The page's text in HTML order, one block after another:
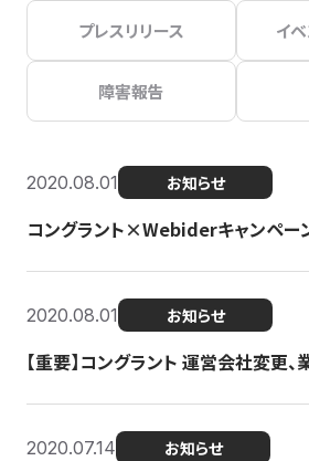
プレスリリース イ
障害報告
2020.08.01 お知らせ
コングラント×Webiderキャンペー
2020.08.01 お知らせ
【重要】コングラント 運営会社変更
2020.07.14 お知らせ